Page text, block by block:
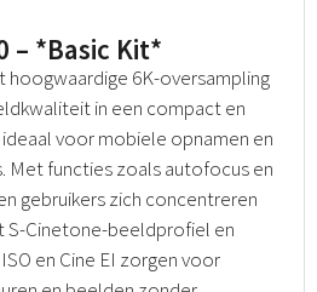
– *Basic Kit*
hoogwaardige 6K-oversampling
in een compact en
voor mobiele opnamen en
Met functies zoals autofocus en
gebruikers zich concentreren
Cinetone-beeldprofiel en
en Cine EI zorgen voor